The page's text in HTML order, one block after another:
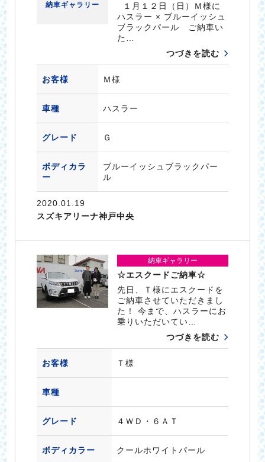
納車ギャラリー
１月１２日（日）Ｍ様に
ハスラー × ブルーイッシュ
ブラックパール ご納車い
た…
つづきを読む
お客様 Ｍ様
車種 ハスラー
グレード Ｇ
ボディカラ
ー
ブルーイッシュブラックパー
ル
2020.01.19
スズキアリーナ神戸中央
納車ギャラリー
☆エスクードご納車☆
先日、Ｔ様にエスクードを
ご納車させていただきまし
た！ 今まで、ハスラーにお
乗りいただいてい…
つづきを読む
お客様 Ｔ様
車種
グレード ４ＷＤ・６ＡＴ
ボディカラー クールホワイトパール